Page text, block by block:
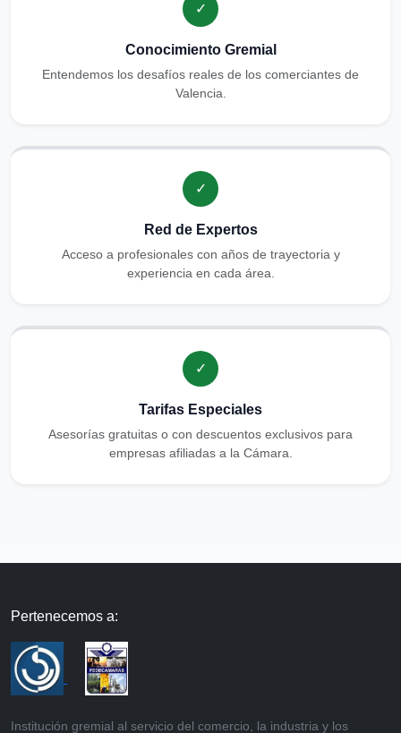
✓
Conocimiento Gremial
Entendemos los desafíos reales de los comerciantes de
Valencia.
✓
Red de Expertos
Acceso a profesionales con años de trayectoria y
experiencia en cada área.
✓
Tarifas Especiales
Asesorías gratuitas o con descuentos exclusivos para
empresas afiliadas a la Cámara.
Pertenecemos a:
Institución gremial al servicio del comercio, la industria y los